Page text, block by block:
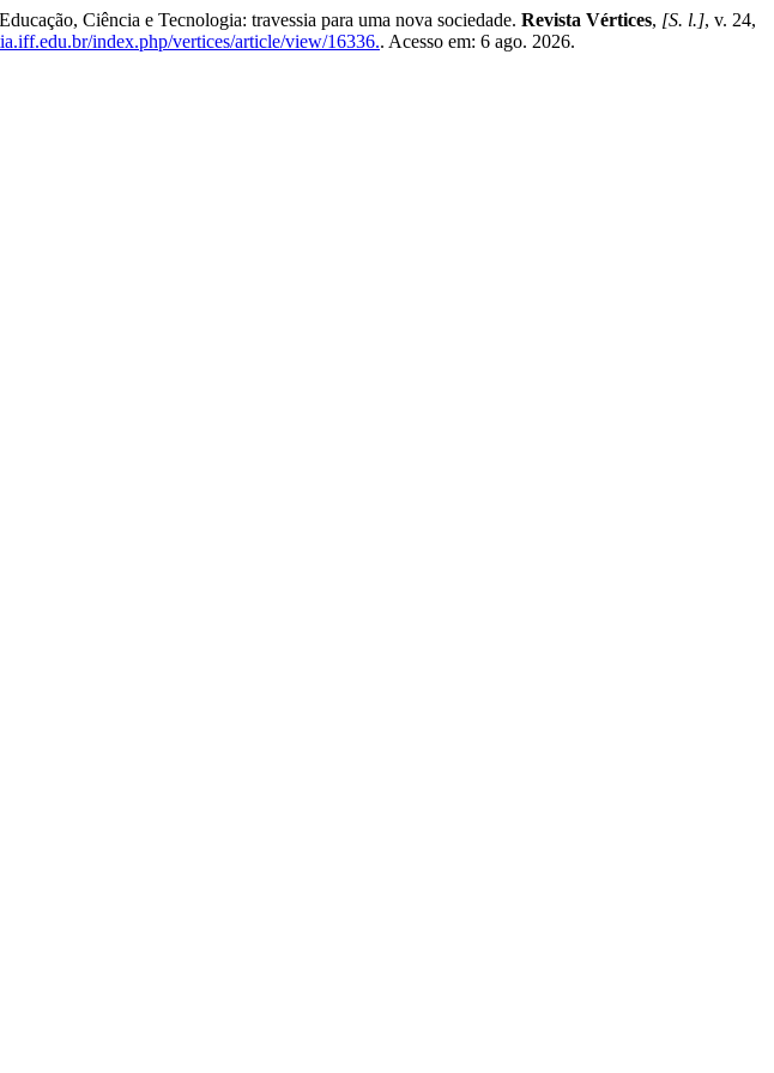
Ciência e Tecnologia: travessia para uma nova sociedade. Revista Vértices, [S. l.], v. 24,
index.php/vertices/article/view/16336.. Acesso em: 6 ago. 2026.